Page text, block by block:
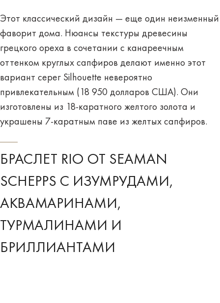
Этот классический дизайн — еще один неизменный
фаворит дома. Нюансы текстуры древесины
грецкого ореха в сочетании с канареечным
оттенком круглых сапфиров делают именно этот
вариант серег Silhouette невероятно
привлекательным (18 950 долларов США). Они
изготовлены из 18-каратного желтого золота и
украшены 7-каратным паве из желтых сапфиров.
БРАСЛЕТ RIO ОТ SEAMAN
SCHEPPS С ИЗУМРУДАМИ,
АКВАМАРИНАМИ,
ТУРМАЛИНАМИ И
БРИЛЛИАНТАМИ